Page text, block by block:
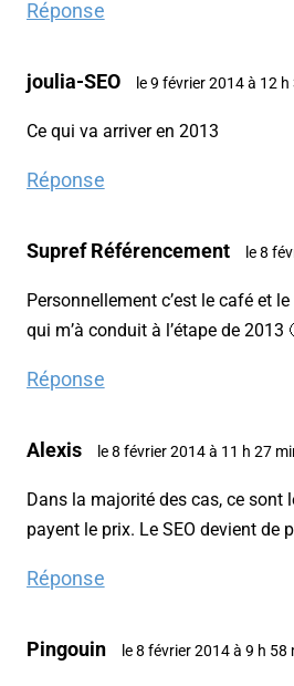
Réponse
joulia-SEO le 9 février 2014 à 12 h
Ce qui va arriver en 2013
Réponse
Supref Référencement le 8
Personnellement c’est le café et
qui m’à conduit à l’étape de 2013
Réponse
Alexis le 8 février 2014 à 11 h 27
Dans la majorité des cas, ce sont
payent le prix. Le SEO devient de
Réponse
Pingouin le 8 février 2014 à 9 h 58